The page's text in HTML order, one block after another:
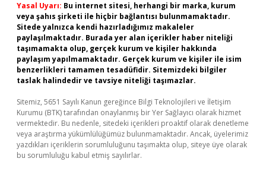
Yasal Uyarı: Bu internet sitesi, herhangi bir marka, kurum
veya şahıs şirketi ile hiçbir bağlantısı bulunmamaktadır.
Sitede yalnızca kendi hazırladığımız makaleler
paylaşılmaktadır. Burada yer alan içerikler haber niteliği
taşımamakta olup, gerçek kurum ve kişiler hakkında
paylaşım yapılmamaktadır. Gerçek kurum ve kişiler ile isim
benzerlikleri tamamen tesadüfidir. Sitemizdeki bilgiler
taslak halindedir ve tavsiye niteliği taşımazlar.
Sitemiz, 5651 Sayılı Kanun gereğince Bilgi Teknolojileri ve İletişim
Kurumu (BTK) tarafından onaylanmış bir Yer Sağlayıcı olarak hizmet
vermektedir. Bu nedenle, sitedeki içerikleri proaktif olarak denetleme
veya araştırma yükümlülüğümüz bulunmamaktadır. Ancak, üyelerimiz
yazdıkları içeriklerin sorumluluğunu taşımakta olup, siteye üye olarak
bu sorumluluğu kabul etmiş sayılırlar.